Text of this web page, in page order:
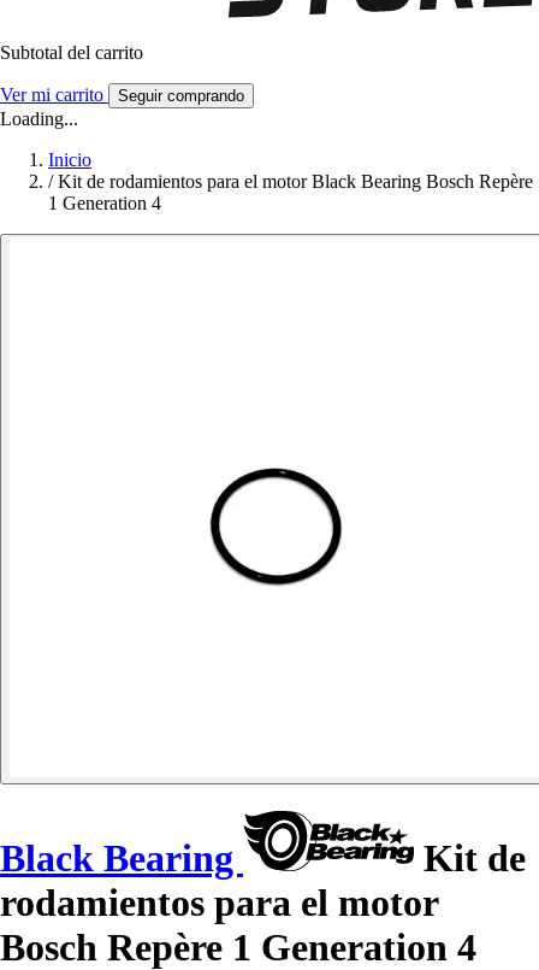
Subtotal del carrito
Ver mi carrito Seguir comprando
Loading...
Inicio
/ Kit de rodamientos para el motor Black Bearing Bosch Repère
1 Generation 4
Black Bearing
Kit de
rodamientos para el motor
Bosch Repère 1 Generation 4